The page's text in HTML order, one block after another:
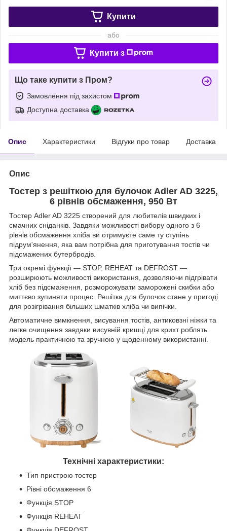
Купити
або
Купити з
Що таке купити з Пром?
Замовлення під захистом
Доступна доставка
Опис Характеристики Відгуки про товар Доставка
Опис
Тостер з решіткою для булочок Adler AD 3225,
6 рівнів обсмаження, 950 Вт
Тостер Adler AD 3225 створений для любителів швидких і
смачних сніданків. Завдяки можливості вибору одного з 6
рівнів обсмаження хліба ви отримуєте саме ту ступінь
підрум'янення, яка вам потрібна для приготування тостів чи
підсмажених бутербродів.
Три окремі функції — STOP, REHEAT та DEFROST —
розширюють можливості використання, дозволяючи підгрівати
хліб без підсмаження, розморожувати заморожені скибки або
миттєво зупиняти процес. Решітка для булочок стане у пригоді
для розігрівання більших шматків хліба чи випічки.
Автоматичне вимкнення, висування тостів, антиковзні ніжки та
легке очищення завдяки висувній кришці для крихт роблять
модель практичною та зручною у щоденному використанні.
Технічні характеристики:
Тип пристрою тостер
Рівні обсмаження 6
Функція STOP
Функція REHEAT